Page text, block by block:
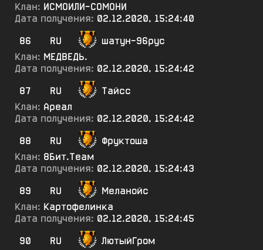
Клан: ИСМОИЛИ-СОМОНИ
Дата получения: 02.12.2020, 15:24:40
86
RU
шатун-96рус
Клан: МЕДВЕДЬ.
Дата получения: 02.12.2020, 15:24:42
87
RU
Тайсс
Клан: Ареал
Дата получения: 02.12.2020, 15:24:42
88
RU
Фруктоша
Клан: 8Бит.Теам
Дата получения: 02.12.2020, 15:24:43
89
RU
Меланойс
Клан: Картофелинка
Дата получения: 02.12.2020, 15:24:45
90
RU
ЛютыйГром